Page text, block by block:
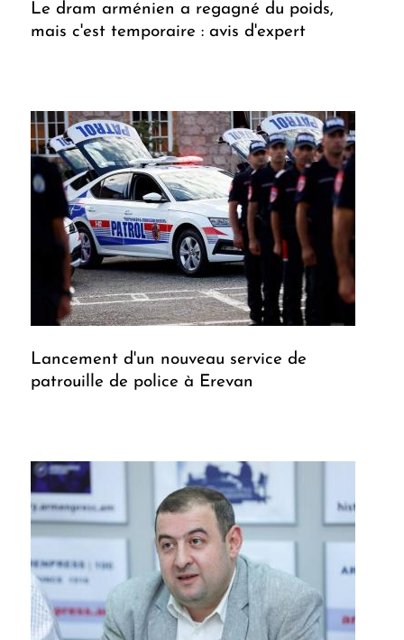
Le dram arménien a regagné du poids,
mais c'est temporaire : avis d'expert
Lancement d'un nouveau service de
patrouille de police à Erevan